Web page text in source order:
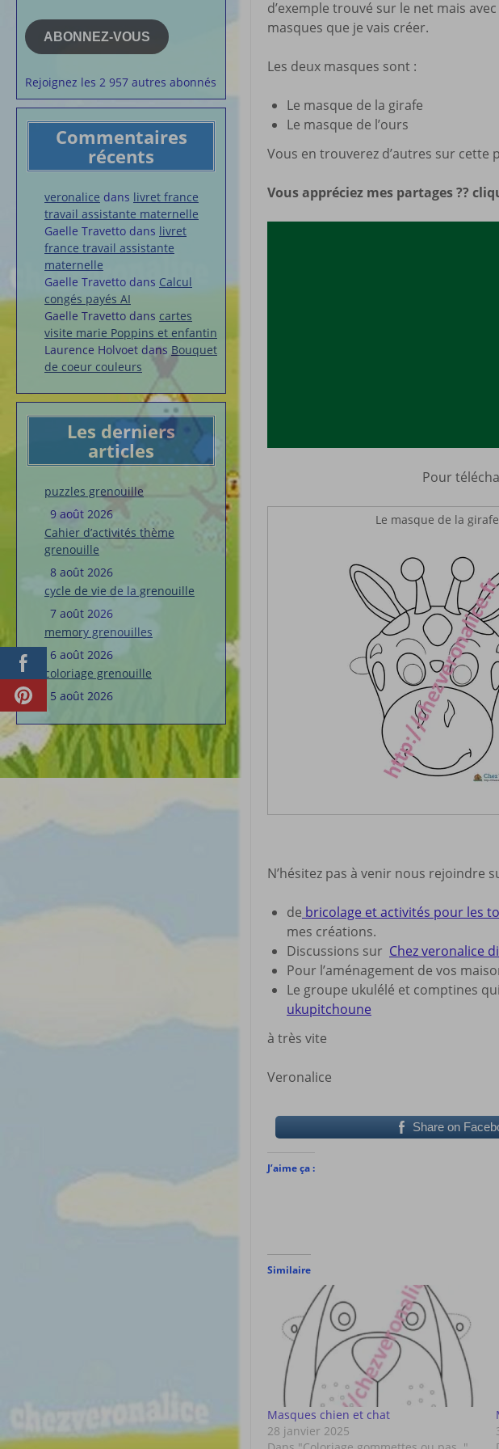
la semaine
Membres du site
Articles chez
veronalice
mail
ABONNEZ-VOUS
Rejoignez les 2 957 autres abonnés
Commentaires
récents
veronalice dans livret france
travail assistante maternelle
Gaelle Travetto dans livret
france travail assistante
maternelle
Gaelle Travetto dans Calcul
congés payés AI
Gaelle Travetto dans cartes
visite marie Poppins et enfantin
Laurence Holvoet dans Bouquet
de coeur couleurs
Les derniers
articles
puzzles grenouille
9 août 2026
Cahier d’activités thème
grenouille
8 août 2026
cycle de vie de la grenouille
7 août 2026
memory grenouilles
6 août 2026
coloriage grenouille
5 août 2026
d’exemple trouvé sur le net mais
masques que je vais créer.
Les deux masques sont :
Le masque de la girafe
Le masque de l’ours
Vous en trouverez d’autres sur cette
Vous appréciez mes partages ??
Pour
Le masque de la girafe
N’hésitez pas à venir nous rejoindre
de bricolage et activités pour les
mes créations.
Discussions sur Chez veronalice
Pour l’aménagement de vos
Le groupe ukulélé et comptines
ukupitchoune
à très vite
Veronalice
Share on
J’aime ça :
Similaire
Masques chien et chat
28 janvier 2025